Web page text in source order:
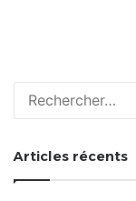
Articles récents